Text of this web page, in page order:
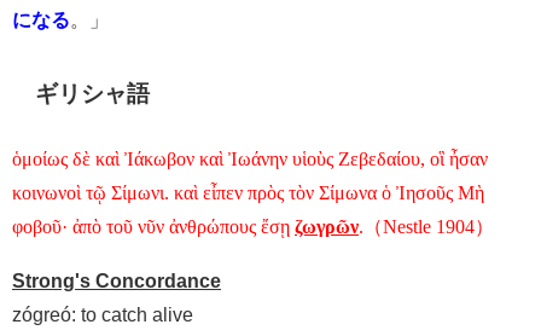
になる 。」
ギリシャ語
ὁμοίως δὲ καὶ Ἰάκωβον καὶ Ἰωάνην υἱοὺς Ζεβεδαίου, οἳ ἦσαν
κοινωνοὶ τῷ Σίμωνι. καὶ εἶπεν πρὸς τὸν Σίμωνα ὁ Ἰησοῦς Μὴ
φοβοῦ· ἀπὸ τοῦ νῦν ἀνθρώπους ἔσῃ ζωγρῶν.（Nestle 1904）
Strong's Concordance
zógreó: to catch alive